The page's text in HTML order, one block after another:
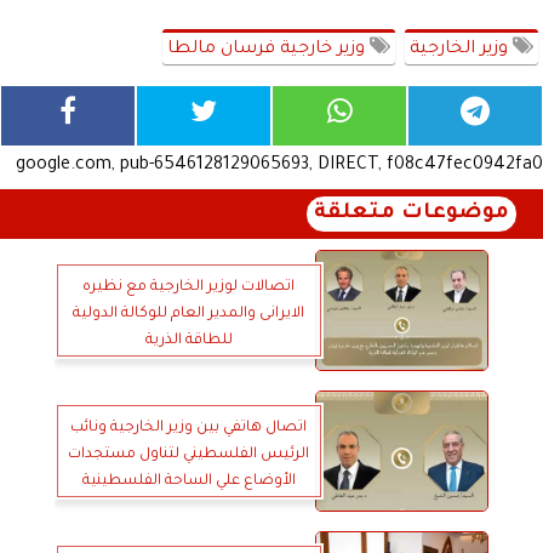
وزير الخارجية وزير خارجية فرسان مالطا
google.com, pub-6546128129065693, DIRECT, f08c47fec0942fa0
موضوعات متعلقة
اتصالات لوزير الخارجية مع نظيره
الايرانى والمدير العام للوكالة الدولية
للطاقة الذرية
اتصال هاتفي بين وزير الخارجية ونائب
الرئيس الفلسطيني لتناول مستجدات
الأوضاع علي الساحة الفلسطينية